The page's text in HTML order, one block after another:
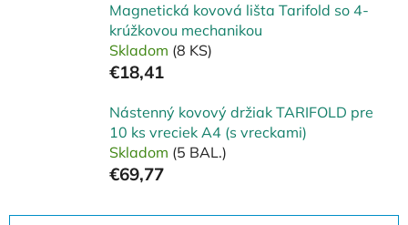
Magnetická kovová lišta Tarifold so 4-
krúžkovou mechanikou
Skladom (8 KS)
€18,41
Nástenný kovový držiak TARIFOLD pre
10 ks vreciek A4 (s vreckami)
Skladom (5 BAL.)
€69,77